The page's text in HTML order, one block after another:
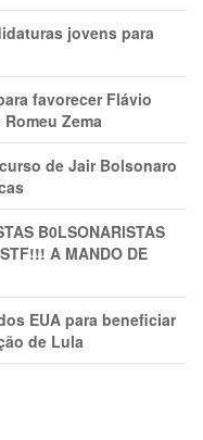
jovens para
favorecer Flávio
Zema
de Jair Bolsonaro
B0LSONARlSTAS
A MANDO DE
EUA para beneficiar
de Lula